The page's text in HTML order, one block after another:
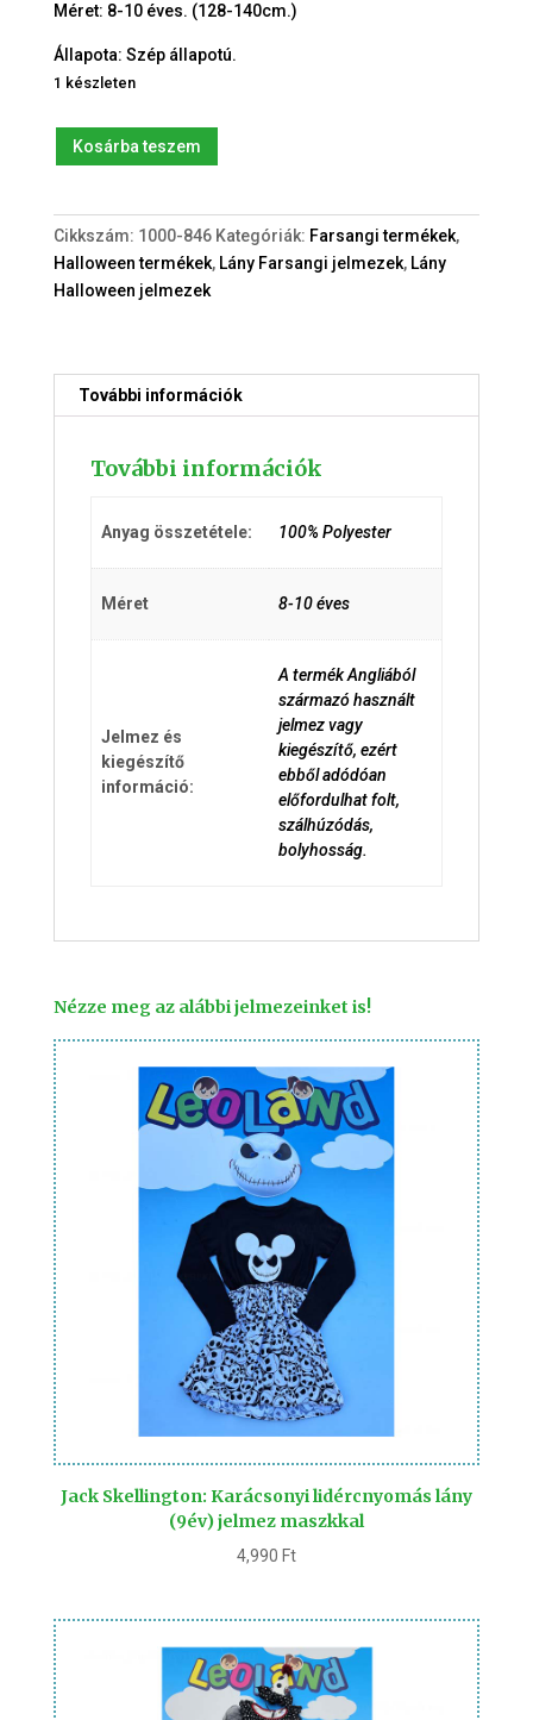
Méret: 8-10 éves. (128-140cm.)
Állapota: Szép állapotú.
1 készleten
Boszorkány
(8-
jelmez
mennyiség
Kosárba teszem
Cikkszám: 1000-846 Kategóriák: Farsangi termékek,
Halloween termékek, Lány Farsangi jelmezek, Lány
Halloween jelmezek
További információk
További információk
Anyag összetétele: 100% Polyester
Méret 8-10 éves
Jelmez és
kiegészítő
információ:
A termék Angliából
származó használt
jelmez vagy
kiegészítő, ezért
ebből adódóan
előfordulhat folt,
szálhúzódás,
bolyhosság.
Nézze meg az alábbi jelmezeinket is!
Jack Skellington: Karácsonyi lidércnyomás lány
(9év) jelmez maszkkal
4,990 Ft